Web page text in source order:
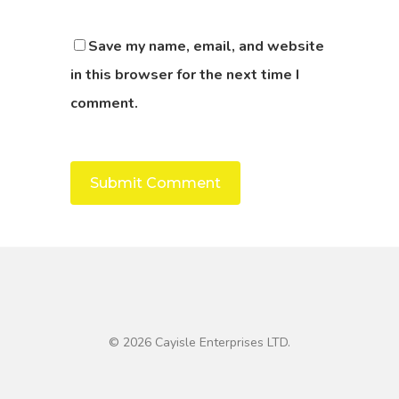
Save my name, email, and website
in this browser for the next time I
comment.
© 2026 Cayisle Enterprises LTD.